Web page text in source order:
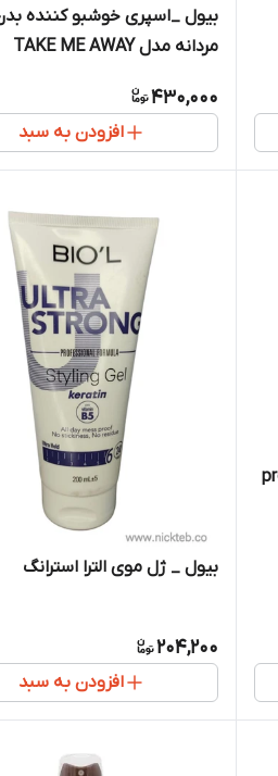
بیول _اسپری خوشبو کننده
مردانه مدل TAKE ME AWAY
430,000
افزودن به سبد
بیول _ ژل موی الترا استرانگ
204,200
افزودن به سبد